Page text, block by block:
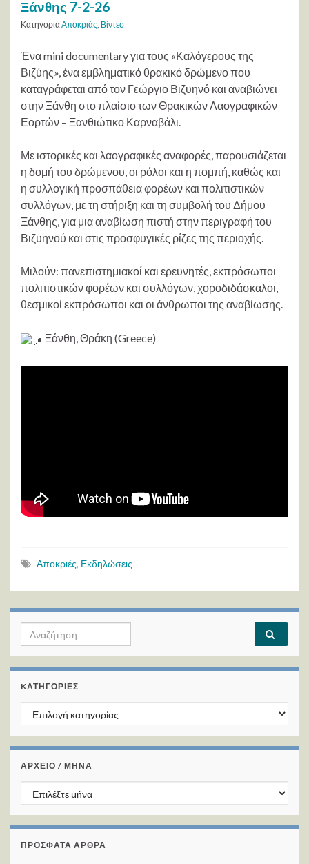
Ξάνθης 7-2-26
ΚατηγορίαΑποκριάς, Βίντεο
Ένα mini documentary για τους «Καλόγερους της
Βιζύης», ένα εμβληματικό θρακικό δρώμενο που
καταγράφεται από τον Γεώργιο Βιζυηνό και αναβιώνει
στην Ξάνθη στο πλαίσιο των Θρακικών Λαογραφικών
Εορτών – Ξανθιώτικο Καρναβάλι.
Με ιστορικές και λαογραφικές αναφορές, παρουσιάζεται
η δομή του δρώμενου, οι ρόλοι και η πομπή, καθώς και
η συλλογική προσπάθεια φορέων και πολιτιστικών
συλλόγων, με τη στήριξη και τη συμβολή του Δήμου
Ξάνθης, για μια αναβίωση πιστή στην περιγραφή του
Βιζυηνού και στις προσφυγικές ρίζες της περιοχής.
Μιλούν: πανεπιστημιακοί και ερευνητές, εκπρόσωποι
πολιτιστικών φορέων και συλλόγων, χοροδιδάσκαλοι,
θεσμικοί εκπρόσωποι και οι άνθρωποι της αναβίωσης.
Ξάνθη, Θράκη (Greece)
Αποκριές, Εκδηλώσεις
Search for:
KΑΤΗΓΟΡΊΕΣ
Kατηγορίες
ΑΡΧΕΙΟ / ΜΗΝΑ
ΑΡΧΕΙΟ / ΜΗΝΑ
ΠΡΌΣΦΑΤΑ ΆΡΘΡΑ